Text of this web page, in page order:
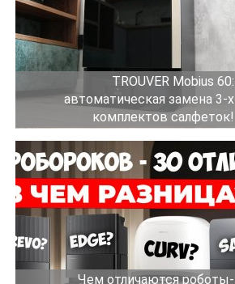
TROUVER Mobius 60:
автоматическая замена 3-х
комплектов салфеток!
Чем отличаются роботы-